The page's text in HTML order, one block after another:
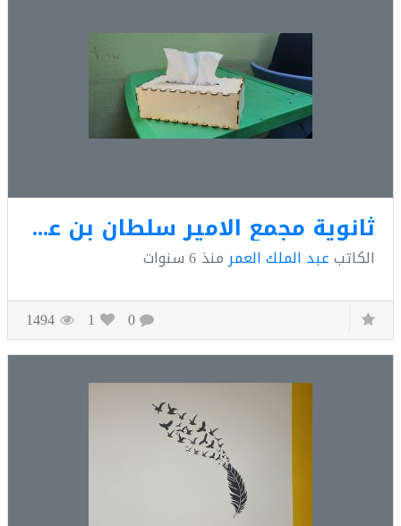
ثانوية مجمع الامير سلطان بن عبد العزيز التعليمي
عبد الملك العمر منذ6 سنوات
1
1494